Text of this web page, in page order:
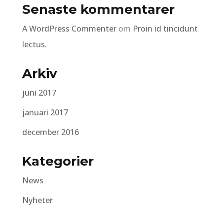
Senaste kommentarer
A WordPress Commenterom Proin id tincidunt
lectus.
Arkiv
juni 2017
januari 2017
december 2016
Kategorier
News
Nyheter